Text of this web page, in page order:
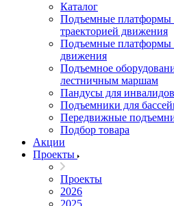
Каталог
Подъемные платформы
траекторией движения
Подъемные платформы
движения
Подъемное
лестничным маршам
Пандусы для инвалидов
Подъемники для
Передвижные
Подбор товара
Акции
Проекты
Проекты
2026
2025